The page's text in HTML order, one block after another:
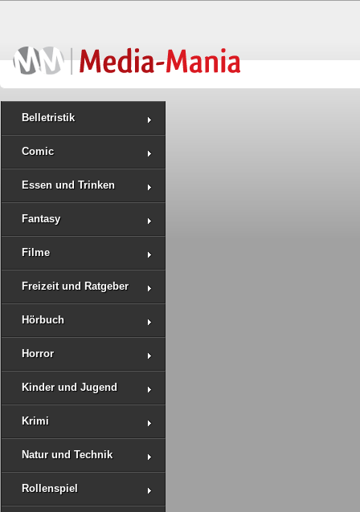
Belletristik
Comic
Essen und Trinken
Fantasy
Filme
Freizeit und Ratgeber
Hörbuch
Horror
Kinder und Jugend
Krimi
Natur und Technik
Rollenspiel